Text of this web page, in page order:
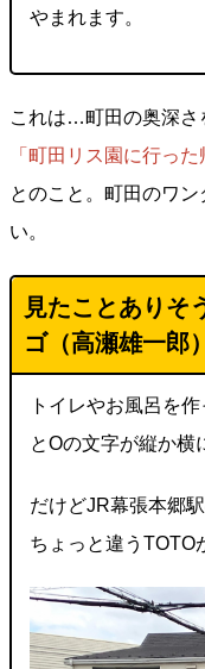
やまれます。
これは…町田の奥深さ
「町田リス園に行っ
とのこと。町田のワ
い。
見たことありそ
ゴ（高瀬雄一郎）
トイレやお風呂を
とOの文字が縦か横
だけどJR幕張本郷
ちょっと違うTOTO